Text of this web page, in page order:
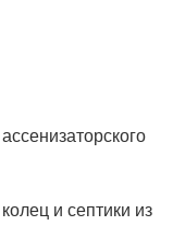
и септики из